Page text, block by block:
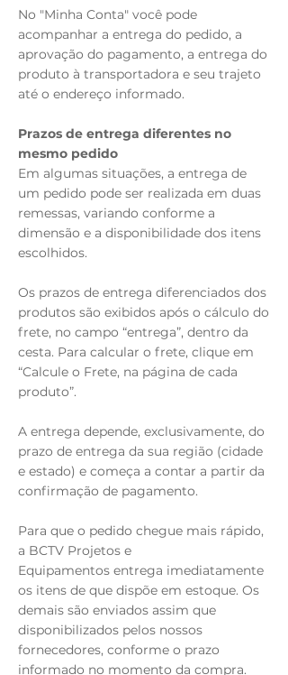
No "Minha Conta" você pode
acompanhar a entrega do pedido, a
aprovação do pagamento, a entrega do
produto à transportadora e seu trajeto
até o endereço informado.
Prazos de entrega diferentes no
mesmo pedido
Em algumas situações, a entrega de
um pedido pode ser realizada em duas
remessas, variando conforme a
dimensão e a disponibilidade dos itens
escolhidos.
Os prazos de entrega diferenciados dos
produtos são exibidos após o cálculo do
frete, no campo “entrega”, dentro da
cesta. Para calcular o frete, clique em
“Calcule o Frete, na página de cada
produto”.
A entrega depende, exclusivamente, do
prazo de entrega da sua região (cidade
e estado) e começa a contar a partir da
confirmação de pagamento.
Para que o pedido chegue mais rápido,
a BCTV Projetos e
Equipamentos entrega imediatamente
os itens de que dispõe em estoque. Os
demais são enviados assim que
disponibilizados pelos nossos
fornecedores, conforme o prazo
informado no momento da compra.